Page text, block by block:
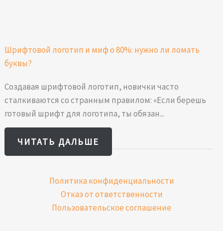
Шрифтовой логотип и миф о 80%: нужно ли ломать
буквы?
Создавая шрифтовой логотип, новички часто
сталкиваются со странным правилом: «Если берешь
готовый шрифт для логотипа, ты обязан...
ЧИТАТЬ ДАЛЬШЕ
Политика конфиденциальности
Отказ от ответственности
Пользовательское соглашение